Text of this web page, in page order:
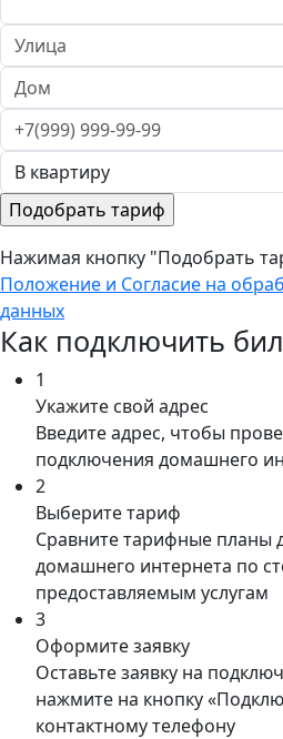
Нажимая кнопку "Подобрать
Положение и Согласие на
данных
Как подключить
1
Укажите свой адрес
Введите адрес, чтобы
подключения домашнего
2
Выберите тариф
Сравните тарифные планы
домашнего интернета по
предоставляемым услугам
3
Оформите заявку
Оставьте заявку на
нажмите на кнопку
контактному телефону